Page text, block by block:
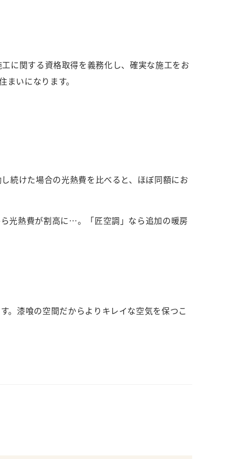
に関する資格取得を義務化し、確実な施工をお
いになります。
続けた場合の光熱費を比べると、ほぼ同額にお
光熱費が割高に…。「匠空調」なら追加の暖房
。漆喰の空間だからよりキレイな空気を保つこ